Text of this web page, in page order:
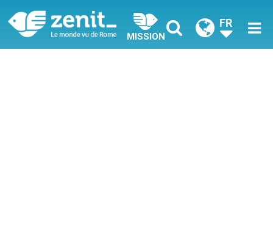
MISSION
FR